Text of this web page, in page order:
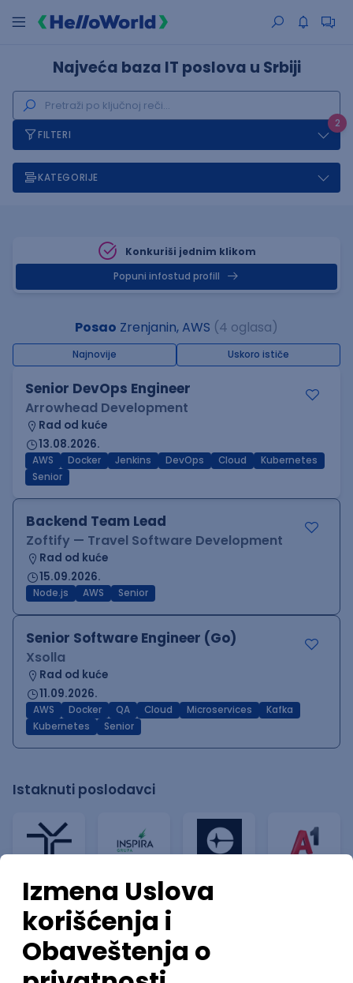
Najveća baza IT poslova u Srbiji
2
FILTERI
KATEGORIJE
Konkuriši jednim klikom
Popuni infostud profill
Posao Zrenjanin, AWS (4 oglasa)
Najnovije Uskoro ističe
Senior DevOps Engineer
Arrowhead Development
Rad od kuće
13.08.2026.
AWS Docker Jenkins DevOps Cloud
Kubernetes
Senior
Backend Team Lead
Zoftify — Travel Software Development
Rad od kuće
15.09.2026.
Node.js AWS Senior
Senior Software Engineer (Go)
Xsolla
Rad od kuće
11.09.2026.
AWS Docker QA Cloud Microservices
Kafka
Kubernetes
Senior
Istaknuti poslodavci
Software Development Director
Xsolla
Rad od kuće